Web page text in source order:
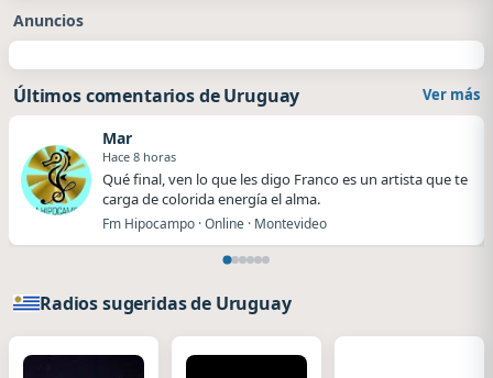
Anuncios
Últimos comentarios de Uruguay Ver más
Mar
Hace 8 horas
Qué final, ven lo que les digo Franco es un artista que te
carga de colorida energía el alma.
Fm Hipocampo · Online · Montevideo
Radios sugeridas de Uruguay